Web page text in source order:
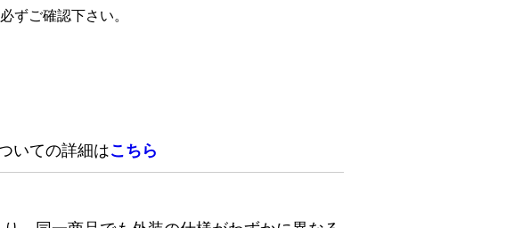
ずご確認下さい。
いての詳細はこちら